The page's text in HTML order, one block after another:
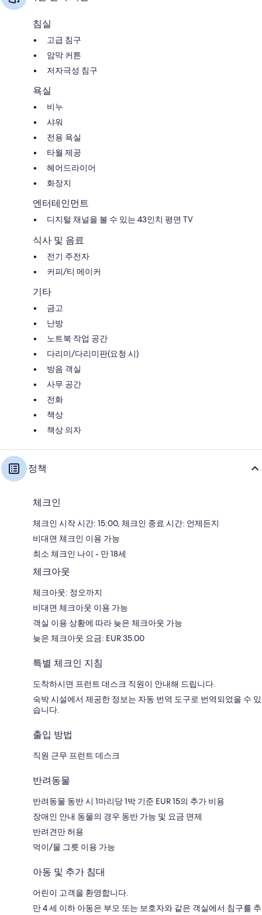
침실
고급 침구
암막 커튼
저자극성 침구
욕실
비누
샤워
전용 욕실
타월 제공
헤어드라이어
화장지
엔터테인먼트
디지털 채널을 볼 수 있는 43인치 평면 TV
식사 및 음료
전기 주전자
커피/티 메이커
기타
금고
난방
노트북 작업 공간
다리미/다리미판(요청 시)
방음 객실
사무 공간
전화
책상
책상 의자
정책
체크인
체크인 시작 시간: 15:00, 체크인 종료 시간: 언제든지
비대면 체크인 이용 가능
최소 체크인 나이 - 만 18세
체크아웃
체크아웃: 정오까지
비대면 체크아웃 이용 가능
객실 이용 상황에 따라 늦은 체크아웃 가능
늦은 체크아웃 요금: EUR 35.00
특별 체크인 지침
도착하시면 프런트 데스크 직원이 안내해 드립니다.
숙박 시설에서 제공한 정보는 자동 번역 도구로 번역되었을 수 있
습니다.
출입 방법
직원 근무 프런트 데스크
반려동물
반려동물 동반 시 1마리당 1박 기준 EUR 15의 추가 비용
장애인 안내 동물의 경우 동반 가능 및 요금 면제
반려견만 허용
먹이/물 그릇 이용 가능
아동 및 추가 침대
어린이 고객을 환영합니다.
만 4 세 이하 아동은 부모 또는 보호자와 같은 객실에서 침구를 추